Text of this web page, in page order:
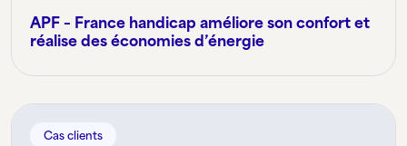
APF – France handicap améliore son confort et
réalise des économies d’énergie
Cas clients